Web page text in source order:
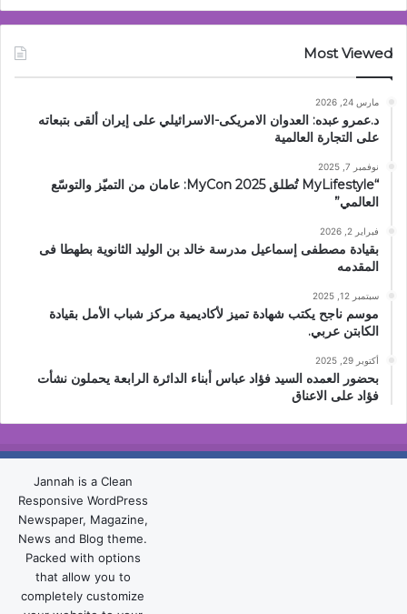
Most Viewed
مارس 24, 2026
د.عمرو عبده: العدوان الامريكى-الاسرائيلي على إيران ألقى بتبعاته
على التجارة العالمية
نوفمبر 7, 2025
“MyLifestyle تُطلق MyCon 2025: عامان من التميّز والتوسّع
العالمي”
فبراير 2, 2026
بقيادة مصطفى إسماعيل مدرسة خالد بن الوليد الثانوية بطهطا فى
المقدمه
سبتمبر 12, 2025
موسم ناجح يكتب شهادة تميز لأكاديمية مركز شباب الأمل بقيادة
الكابتن عربي.
أكتوبر 29, 2025
بحضور العمده السيد فؤاد عباس أبناء الدائرة الرابعة يحملون نشأت
فؤاد على الاعناق
Jannah is a Clean
Responsive WordPress
Newspaper, Magazine,
News and Blog theme.
Packed with options
that allow you to
completely customize